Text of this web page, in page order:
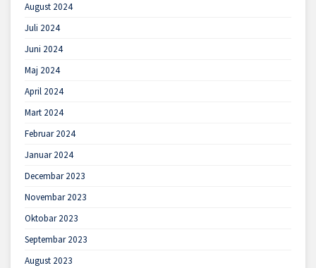
August 2024
Juli 2024
Juni 2024
Maj 2024
April 2024
Mart 2024
Februar 2024
Januar 2024
Decembar 2023
Novembar 2023
Oktobar 2023
Septembar 2023
August 2023